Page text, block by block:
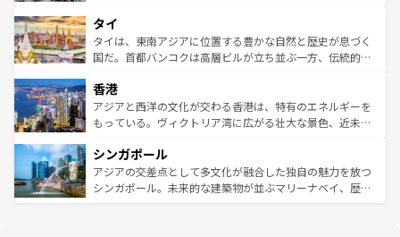
リティに包まれながら、韓国の多彩な魅力を心ゆくまで味
わってみてほしい。 なお、新着の韓国情報はコンテンツ一
覧を参照してほしい。
急速な発展と共に伝統が息づく。ハノイの古い町並みやホ
ーチミン市のフランス統治時代の建物も、独特の雰囲気を
醸し出している。また、バラエティの豊かさとおいしさで
とつ。フォーやバインミー、ベトナムコーヒーなどは、ぜ
ひ現地で味わいたい。どの地域を訪れてもあたたかい人々
が旅行者を迎えてくれるので、きっと忘れられない旅にな
参照してほしい。
タイ
タイは、東南アジアに位置する豊かな自然と歴史が息づく
国だ。首都バンコクは高層ビルが立ち並ぶ一方、伝統的な
の活気が交差している。北部ではチェンマイなどの山岳地
帯で自然と触れ合い、南部ではプーケットやクラビの美し
いビーチでリゾート気分を楽しむことができる。タイ料理
激する。気候は一年中温暖で、どの季節にも異なる楽しみ
が待っている。親しみやすいタイの人々、仏教を中心とし
た文化、そして多様な観光資源が、訪れる旅人を魅了し続
香港
アジアと西洋の文化が交わる香港は、特有のエネルギーを
もっている。ヴィクトリア湾に広がる壮大な景色、近未来
み、どこを訪れても感動するはず。観光スポットが密集し
ており、効率よく見どころを回れるのも魅力。息をのむよ
うな絶景から文化的な体験まで、香港を存分に楽しみ尽く
シンガポール
アジアの交差点として多文化が融合した独自の魅力を放つ
シンガポール。未来的な建築物が並ぶマリーナベイ、歴史